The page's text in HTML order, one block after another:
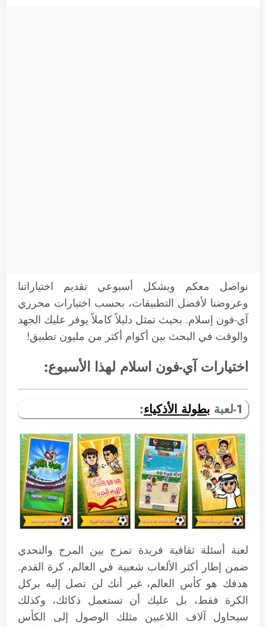
نواصل معكم وبشكل أسبوعي تقديم اختياراتنا
وعروضنا لأفضل التطبيقات، بحسب اختيارات محرري
آي-فون إسلام. بحيث تمثل دليلاً كاملاً يوفر عليك الجهد
والوقت في البحث بين أكوام أكثر من مليون تطبيق!
اختيارات آي-فون اسلام لهذا الأسبوع:
1-لعبة بطولة الأذكياء:
لعبة أسئلة ثقافية فريدة تمزج بين المرح والتحدي
ضمن إطار أكثر الألعاب شعبية في العالم، كرة القدم.
هدفك هو كأس العالم، غير أنك لن تصل إليه بركل
الكرة فقط، بل عليك أن تستعمل ذكائك، وكذلك
سيحاول آلاف اللاعبين مثلك الوصول إلى الكأس